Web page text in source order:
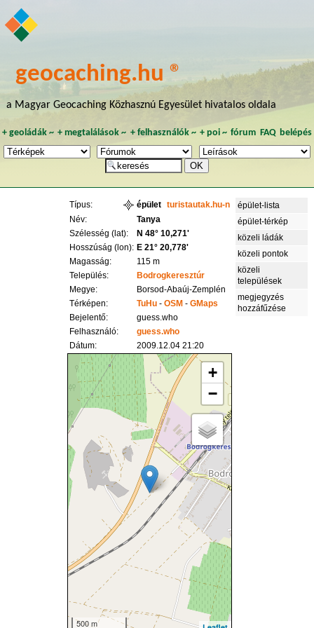
geocaching.hu ®
a Magyar Geocaching Közhasznú Egyesület hivatalos oldala
+ geoládák~ +megtalálások ~ + felhasználók~ + poi~ fórum FAQ belépés
Típus: épület
turistautak.hu-n
Név:
Tanya
Szélesség (lat):
N 48° 10,271'
Hosszúság (lon): E 21° 20,778'
Magasság:
115 m
Település:
Bodrogkeresztúr
Megye:
Borsod-Abaúj-Zemplén
Térképen:
TuHu -OSM -GMaps
Bejelentő:
guess.who
Felhasználó:
guess.who
Dátum:
2009.12.04 21:20
+
−
500 m
épület-lista
épület-térkép
közeli ládák
közeli pontok
közeli
települések
megjegyzés
hozzáfűzése